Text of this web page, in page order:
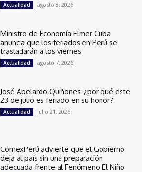
Actualidad agosto 8, 2026
Ministro de Economía Elmer Cuba
anuncia que los feriados en Perú se
trasladarán a los viernes
Actualidad agosto 7, 2026
José Abelardo Quiñones: ¿por qué este
23 de julio es feriado en su honor?
Actualidad julio 21, 2026
ComexPerú advierte que el Gobierno
deja al país sin una preparación
adecuada frente al Fenómeno El Niño